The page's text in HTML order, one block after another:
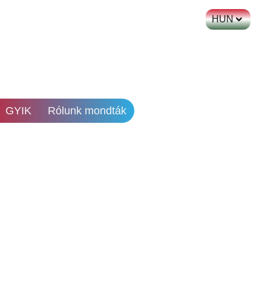
GYIK Rólunk mondták
HUN